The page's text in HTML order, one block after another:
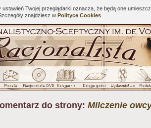
Twojej przeglądarki oznacza, że będą one
znajdziesz w Polityce Cookies
do strony: Milczenie